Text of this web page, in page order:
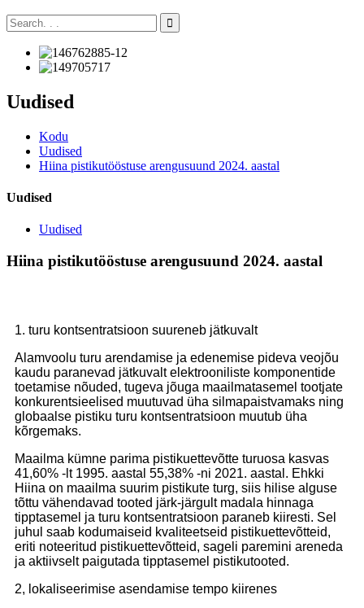
Uudised
Kodu
Uudised
Hiina pistikutööstuse arengusuund 2024. aastal
Uudised
Uudised
Hiina pistikutööstuse arengusuund 2024. aastal
1. turu kontsentratsioon suureneb jätkuvalt
Alamvoolu turu arendamise ja edenemise pideva veojõu
kaudu paranevad jätkuvalt elektrooniliste komponentide
toetamise nõuded, tugeva jõuga maailmatasemel tootjate
konkurentsieelised muutuvad üha silmapaistvamaks ning
globaalse pistiku turu kontsentratsioon muutub üha
kõrgemaks.
Maailma kümne parima pistikuettevõtte turuosa kasvas
41,60% -lt 1995. aastal 55,38% -ni 2021. aastal. Ehkki
Hiina on maailma suurim pistikute turg, siis hilise alguse
tõttu vähendavad tooted järk-järgult madala hinnaga
tipptasemel ja turu kontsentratsioon paraneb kiiresti. Sel
juhul saab kodumaiseid kvaliteetseid pistikuettevõtteid,
eriti noteeritud pistikuettevõtteid, sageli paremini areneda
ja aktiivselt paigutada tipptasemel pistikutooted.
2, lokaliseerimise asendamise tempo kiirenes